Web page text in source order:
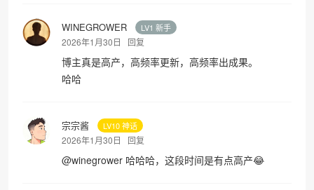
WINEGROWER LV1 新手
2026年1月30日 回复
博主真是高产，高频率更新，高频率出成果。
哈哈
宗宗酱 LV10 神话
2026年1月30日 回复
@winegrower 哈哈哈，这段时间是有点高产😂